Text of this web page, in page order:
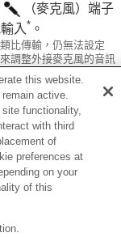
（麥克風）端子
入* 。
比傳輸，仍無法設定
調整外接麥克風的音訊
則無法設定［錄音音
this website.
active.
functionality,
with third
of
preferences at
on your
of this